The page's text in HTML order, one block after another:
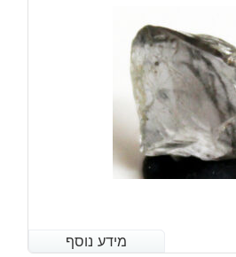
מידע נוסף
מידע נוסף